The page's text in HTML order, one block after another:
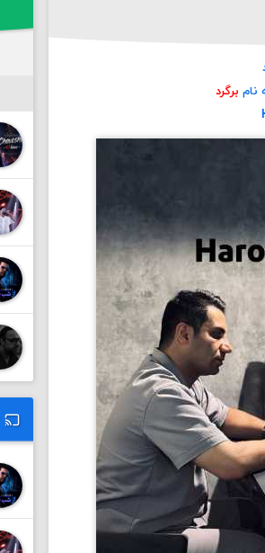
نام برگرد